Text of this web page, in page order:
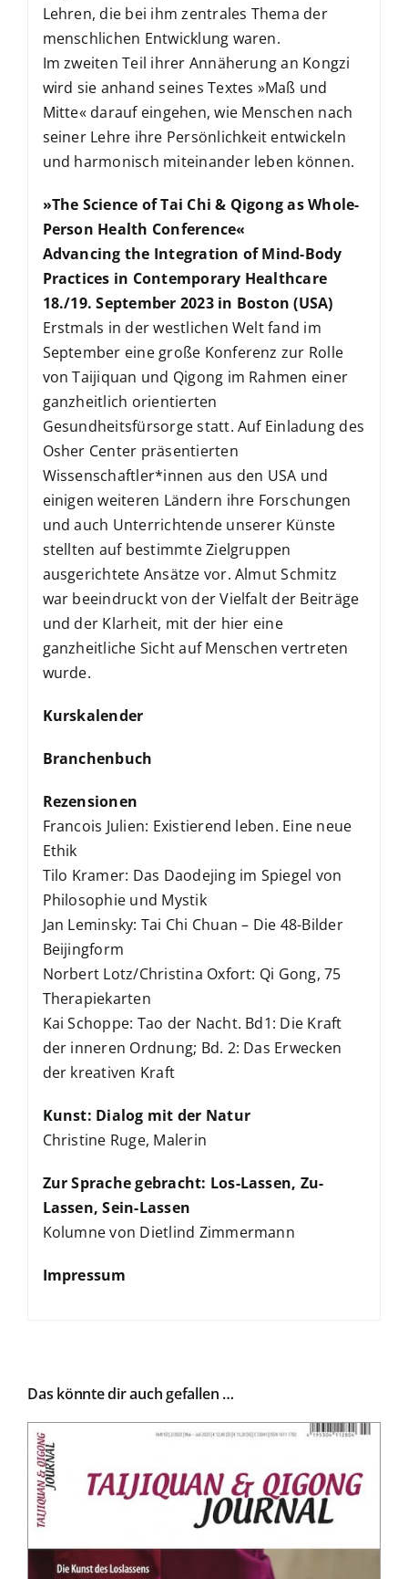
Lehren, die bei ihm zentrales Thema der
menschlichen Entwicklung waren.
Im zweiten Teil ihrer Annäherung an Kongzi
wird sie anhand seines Textes »Maß und
Mitte« darauf eingehen, wie Menschen nach
seiner Lehre ihre Persönlichkeit entwickeln
und harmonisch miteinander leben können.
»The Science of Tai Chi & Qigong as Whole-
Person Health Conference«
Advancing the Integration of Mind-Body
Practices in Contemporary Healthcare
18./19. September 2023 in Boston (USA)
Erstmals in der westlichen Welt fand im
September eine große Konferenz zur Rolle
von Taijiquan und Qigong im Rahmen einer
ganzheitlich orientierten
Gesundheitsfürsorge statt. Auf Einladung des
Osher Center präsentierten
Wissenschaftler*innen aus den USA und
einigen weiteren Ländern ihre Forschungen
und auch Unterrichtende unserer Künste
stellten auf bestimmte Zielgruppen
ausgerichtete Ansätze vor. Almut Schmitz
war beeindruckt von der Vielfalt der Beiträge
und der Klarheit, mit der hier eine
ganzheitliche Sicht auf Menschen vertreten
wurde.
Kurskalender
Branchenbuch
Rezensionen
Francois Julien: Existierend leben. Eine neue
Ethik
Tilo Kramer: Das Daodejing im Spiegel von
Philosophie und Mystik
Jan Leminsky: Tai Chi Chuan – Die 48-Bilder
Beijingform
Norbert Lotz/Christina Oxfort: Qi Gong, 75
Therapiekarten
Kai Schoppe: Tao der Nacht. Bd1: Die Kraft
der inneren Ordnung; Bd. 2: Das Erwecken
der kreativen Kraft
Kunst: Dialog mit der Natur
Christine Ruge, Malerin
Zur Sprache gebracht: Los-Lassen, Zu-
Lassen, Sein-Lassen
Kolumne von Dietlind Zimmermann
Impressum
Das könnte dir auch gefallen …